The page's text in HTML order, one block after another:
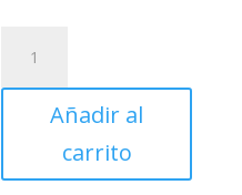
3/8WX35
cantidad
Añadir al
carrito